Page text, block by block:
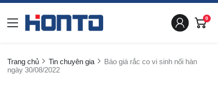
0
Trang chủ Tin chuyên gia
Báo giá rắc co vi sinh nối hàn
ngày 30/08/2022